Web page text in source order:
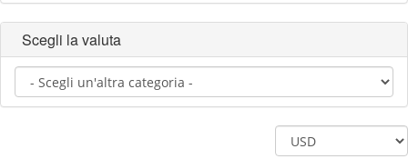
Scegli la valuta